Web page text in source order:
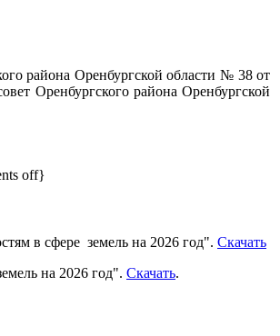
района Оренбургской области № 38 от
Оренбургского района Оренбургской
off}
в сфере земель на 2026 год". Скачать
на 2026 год". Скачать.